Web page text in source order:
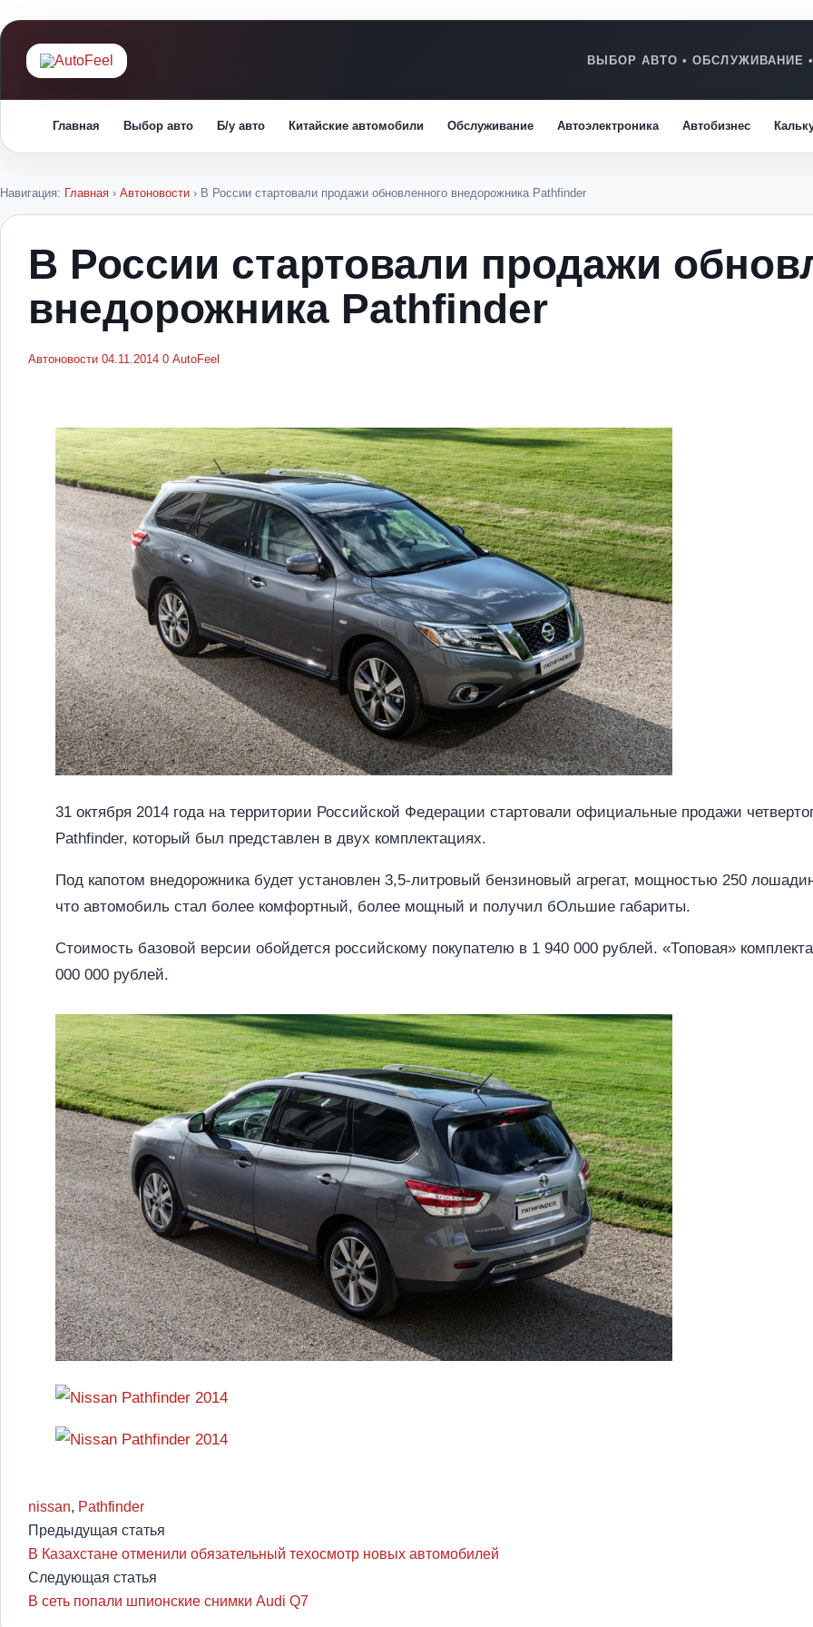
Главная Выбор авто Б/у авто Китайские автомобили Обслуживание Автоэлектроника Автобизнес
Навигация: Главная › Автоновости › В России стартовали продажи обновленного внедорожника Pathfinder
В России стартовали продажи
внедорожника Pathfinder
Автоновости 04.11.2014 0 AutoFeel
31 октября 2014 года на территории Российской Федерации стартовали официальные продажи
Pathfinder, который был представлен в двух комплектациях.
Под капотом внедорожника будет установлен 3,5-литровый бензиновый агрегат, мощностью 250
что автомобиль стал более комфортный, более мощный и получил бОльшие габариты.
Стоимость базовой версии обойдется российскому покупателю в 1 940 000 рублей. «Топовая»
000 000 рублей.
nissan, Pathfinder
Предыдущая статья
В Казахстане отменили обязательный техосмотр новых автомобилей
Следующая статья
В сеть попали шпионские снимки Audi Q7